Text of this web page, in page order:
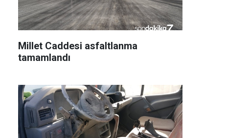
Millet Caddesi asfaltlanma
tamamlandı